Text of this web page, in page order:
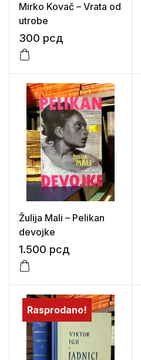
Mirko Kovač – Vrata od
utrobe
300 рсд
Žulija Mali – Pelikan
devojke
1.500 рсд
Rasprodano!